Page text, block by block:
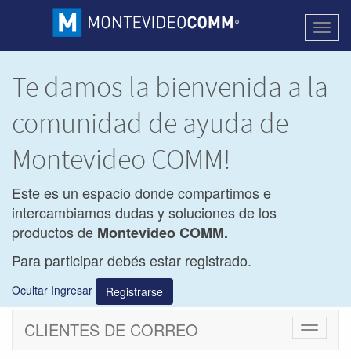
Te damos la bienvenida a la
comunidad de ayuda de
Montevideo COMM!
Este es un espacio donde compartimos e
intercambiamos dudas y soluciones de los
productos de Montevideo COMM.
Para participar debés estar registrado.
Ocultar Ingresar Registrarse
Cambiar
CLIENTES DE CORREO